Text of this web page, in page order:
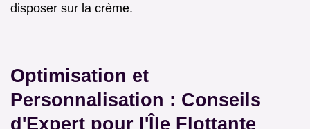
disposer sur la crème.
Optimisation et
Personnalisation : Conseils
d'Expert pour l'Île Flottante